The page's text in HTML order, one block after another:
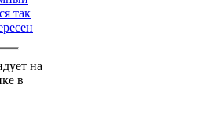
так